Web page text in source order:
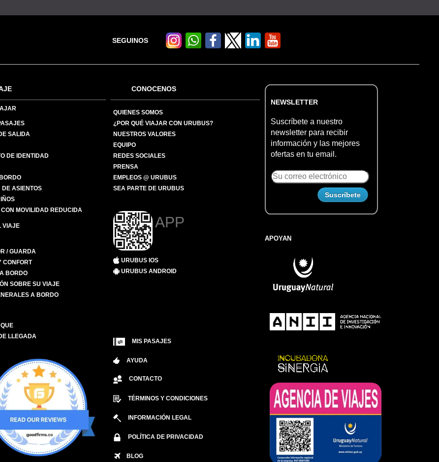
SEGUINOS
SALIDA
DE IDENTIDAD
DE ASIENTOS
MOVILIDAD REDUCIDA
VIAJE
/ GUARDA
CONFORT
BORDO
SOBRE SU VIAJE
A BORDO
LLEGADA
CONOCENOS
QUIENES SOMOS
¿POR QUÉ VIAJAR CON URUBUS?
NUESTROS VALORES
EQUIPO
REDES SOCIALES
PRENSA
EMPLEOS @ URUBUS
SEA PARTE DE URUBUS
APP
URUBUS IOS
URUBUS ANDROID
MIS PASAJES
AYUDA
CONTACTO
TÉRMINOS Y CONDICIONES
INFORMACIÓN LEGAL
POLÍTICA DE PRIVACIDAD
BLOG
NEWSLETTER
Suscríbete a nuestro
newsletter para recibir
información y las mejores
ofertas en tu email.
APOYAN